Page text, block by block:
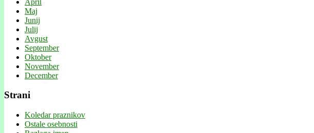
Maj
Junij
Julij
Avgust
September
Oktober
November
December
Strani
Koledar praznikov
Ostale osebnosti